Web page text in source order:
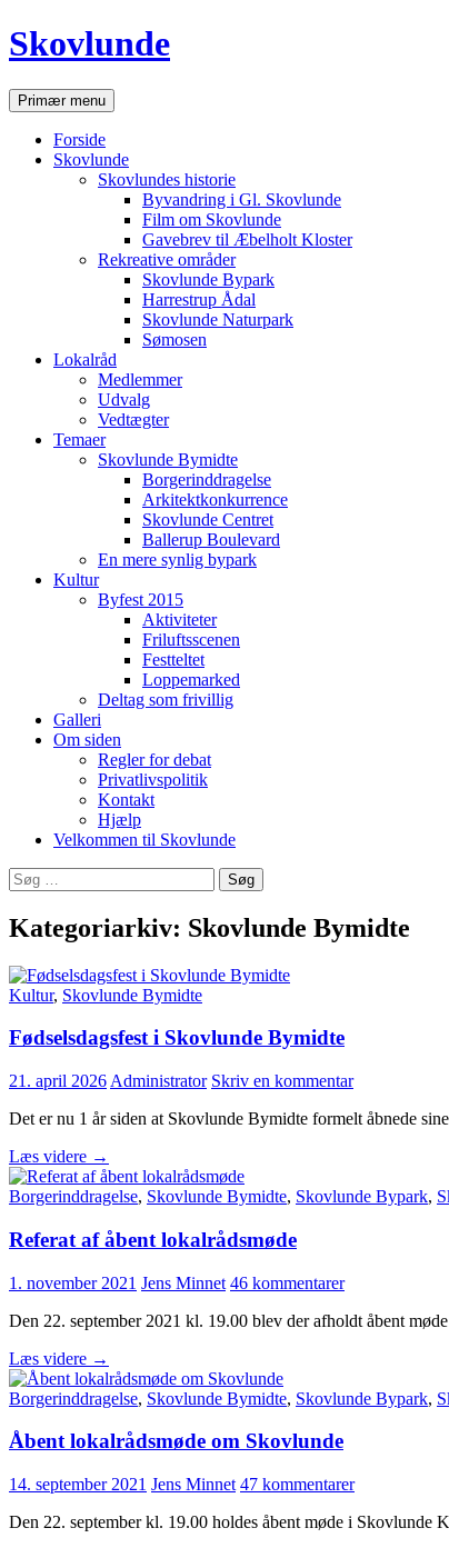
Hop
til
Skovlunde
SøgPrimær menu
Forside
Skovlunde
Skovlundes historie
Byvandring i Gl. Skovlunde
Film om Skovlunde
Gavebrev til Æbelholt Kloster
Rekreative områder
Skovlunde Bypark
Harrestrup Ådal
Skovlunde Naturpark
Sømosen
Lokalråd
Medlemmer
Udvalg
Vedtægter
Temaer
Skovlunde Bymidte
Borgerinddragelse
Arkitektkonkurrence
Skovlunde Centret
Ballerup Boulevard
En mere synlig bypark
Kultur
Byfest 2015
Aktiviteter
Friluftsscenen
Festteltet
Loppemarked
Deltag som frivillig
Galleri
Om siden
Regler for debat
Privatlivspolitik
Kontakt
Hjælp
Velkommen til Skovlunde
Søg
efter:
Kategoriarkiv: Skovlunde Bymidte
Kultur, Skovlunde Bymidte
Fødselsdagsfest i Skovlunde Bymidte
21. april 2026 Administrator Skriv en kommentar
Det er nu 1 år siden at Skovlunde Bymidte formelt åbnede
Læs videre Fødselsdagsfest
i
Skovlunde
→
Borgerinddragelse, Skovlunde Bymidte, Skovlunde Bypark,
Referat af åbent lokalrådsmøde
1. november 2021 Jens Minnet 46 kommentarer
Den 22. september 2021 kl. 19.00 blev der afholdt åbent
Læs videre Referat
af
åbent
→
Borgerinddragelse, Skovlunde Bymidte, Skovlunde Bypark,
Åbent lokalrådsmøde om Skovlunde
14. september 2021 Jens Minnet 47 kommentarer
Den 22. september kl. 19.00 holdes åbent møde i Skovlunde